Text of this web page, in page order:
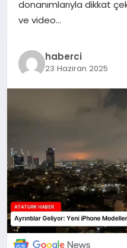
TEKNOLOJI
YAŞAM
donanımlarıyla dikkat
ve video…
haberci
23 Haziran 2025